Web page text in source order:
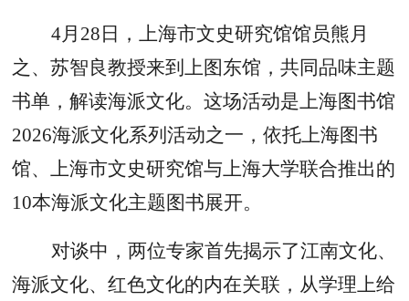
4月28日，上海市文史研究馆馆员熊月
之、苏智良教授来到上图东馆，共同品味主题
书单，解读海派文化。这场活动是上海图书馆
2026海派文化系列活动之一，依托上海图书
馆、上海市文史研究馆与上海大学联合推出的
10本海派文化主题图书展开。
对谈中，两位专家首先揭示了江南文化、
海派文化、红色文化的内在关联，从学理上给